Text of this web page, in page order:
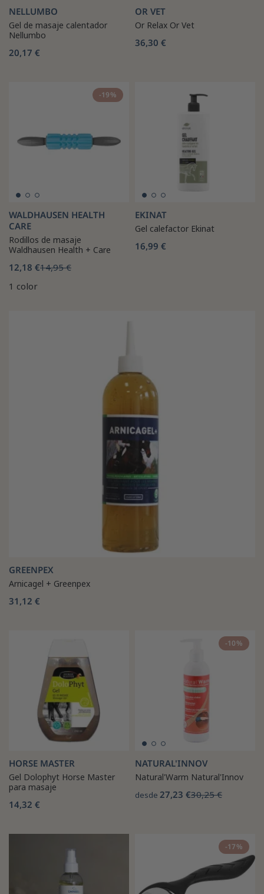
NELLUMBO
Gel de masaje calentador
Nellumbo
20,17 €
OR VET
Or Relax Or Vet
36,30 €
-19%
WALDHAUSEN HEALTH
CARE
Rodillos de masaje
Waldhausen Health + Care
12,18 €14,95 €
1 color
EKINAT
Gel calefactor Ekinat
16,99 €
GREENPEX
Arnicagel + Greenpex
31,12 €
HORSE MASTER
Gel Dolophyt Horse Master
para masaje
14,32 €
-10%
NATURAL'INNOV
Natural'Warm Natural'Innov
desde 27,23 €30,25 €
-17%